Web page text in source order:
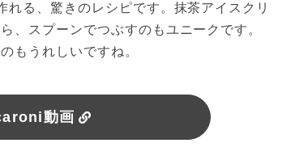
る、驚きのレシピです。抹茶アイスクリ
、スプーンでつぶすのもユニークです。
もうれしいですね。
動画